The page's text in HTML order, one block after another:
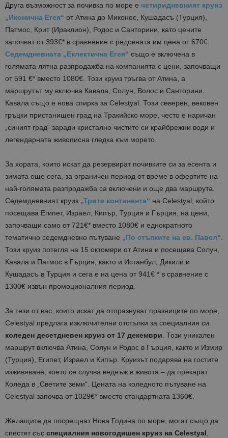
Друга възможност за почивка по море е четиридневният круиз
„Иконична Егея“ от Атина до Миконос, Кушадасъ (Турция),
Патмос, Крит (Ираклион), Родос и Санторини, като цените
започват от 393€* в сравнение с редовната им цена от 670€.
Седемдневната „Еклектична Егея“ също е включена в
голямата лятна разпродажба на компанията с цени, започващи
от 591 €* вместо 1080€. Този круиз тръгва от Атина, а
маршрутът му включва Кавала, Солун, Волос и Санторини.
Кавала също е нова спирка за Celestyal. Този северен, вековен
гръцки пристанищен град на Тракийско море, често е наричан
„синият град“ заради кристално чистите си крайбрежни води и
легендарната живописна гледка към морето.
За хората, които искат да резервират почивките си за есента и
зимата още сега, за ограничен период от време в офертите на
най-голямата разпродажба са включени и още два маршрута.
Седемдневният круиз „Трите континента“ на Celestyal, който
посещава Египет, Израел, Кипър, Турция и Гърция, на цени,
започващи само от 721€* вместо 1080€ и еднократното
тематично седемдневно пътуване „По стъпките на св. Павел“.
Този круиз потегля на 15 октомври от Атина и посещава Солун,
Кавала и Патмос в Гърция, както и Истанбул, Дикили и
Кушадасъ в Турция и сега е на цена от 941€ * в сравнение с
1300€ извън промоционалния период.
За тези от вас, които искат да отпразнуват празниците по море,
Celestyal предлага изключителни отстъпки за специалния си
коледен десетдневен круиз от 17 декември. Този уникален
маршрут включва Атина, Солун и Родос в Гърция, както и Измир
(Турция), Египет, Израел и Кипър. Круизът подарява на гостите
изживяване, което се случва веднъж в живота – да прекарат
Коледа в „Светите земи“. Цената на коледното пътуване на
Celestyal започва от 1029€* вместо стандартната 1360€.
Желащите да посрещнат Нова Година по море, могат също да
спестят със специалния новогодишен круиз на Celestyal,